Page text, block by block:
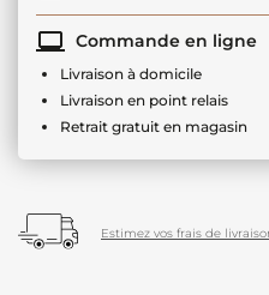
Commande en ligne
Livraison à domicile
Livraison en point relais
Retrait gratuit en magasin
Estimez vos frais de